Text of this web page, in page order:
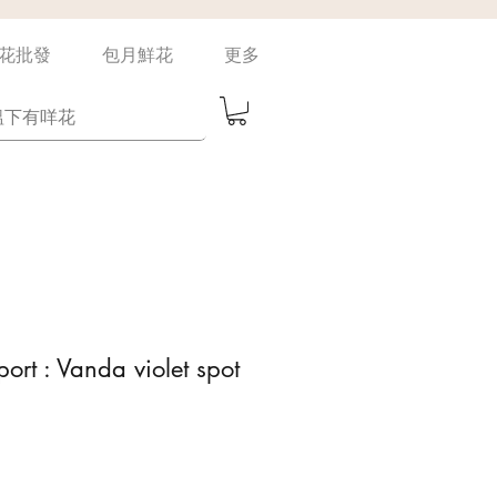
批發 包月鮮花 更多
: Vanda violet spot